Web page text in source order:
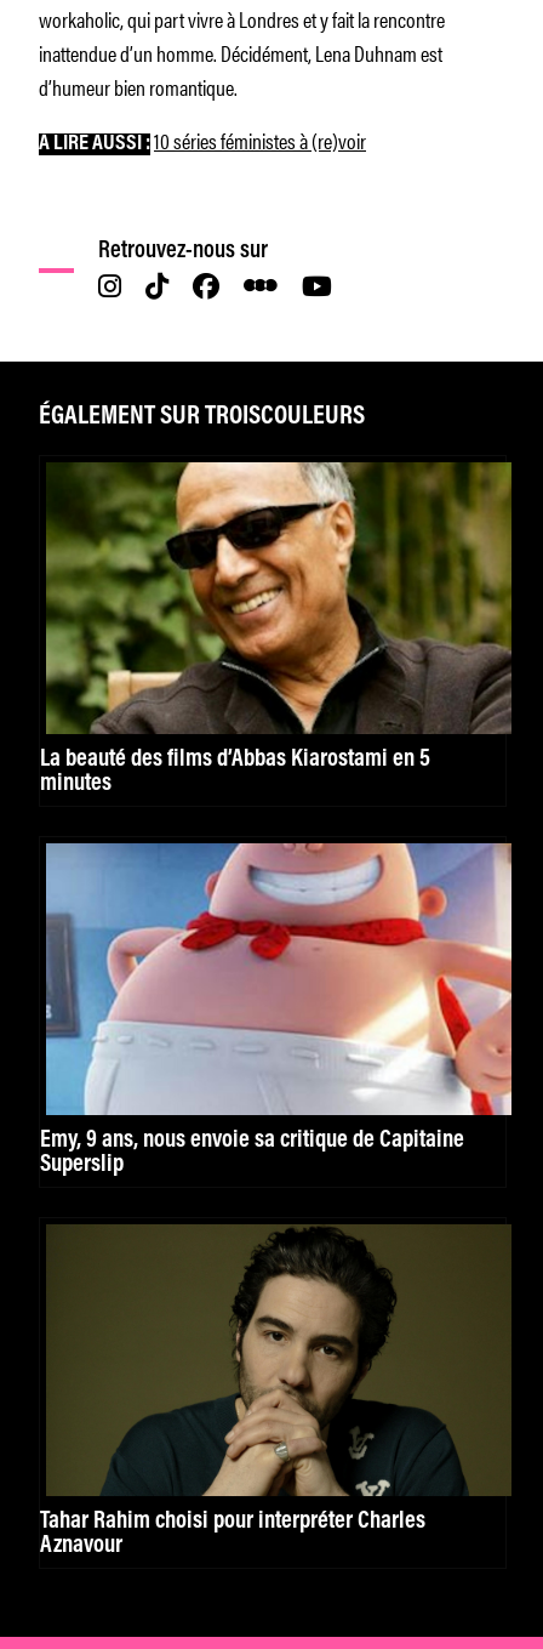
workaholic, qui part vivre à Londres et y fait la rencontre
inattendue d’un homme. Décidément, Lena Duhnam est
d’humeur bien romantique.
À LIRE AUSSI :10 séries féministes à (re)voir
Retrouvez-nous sur
ÉGALEMENT SUR TROISCOULEURS
La beauté des films d’Abbas Kiarostami en 5
minutes
Emy, 9 ans, nous envoie sa critique de Capitaine
Superslip
Tahar Rahim choisi pour interpréter Charles
Aznavour